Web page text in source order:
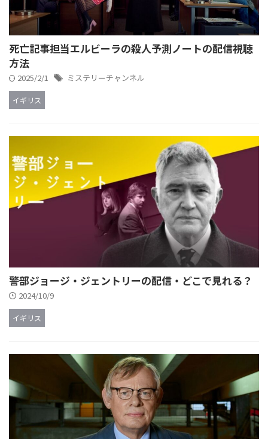
死亡記事担当エルビーラの殺人予測ノートの配信視聴
方法
2025/2/1 ミステリーチャンネル
イギリス
警部ジョージ・ジェントリーの配信・どこで見れる？
2024/10/9
イギリス